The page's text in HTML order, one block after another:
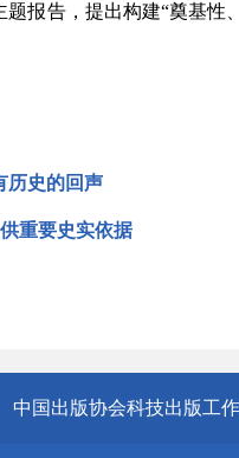
报告，提出构建“奠基性
历史的回声
重要史实依据
中国出版协会科技出版工